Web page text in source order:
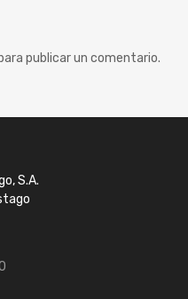
publicar un comentario.
S.A.